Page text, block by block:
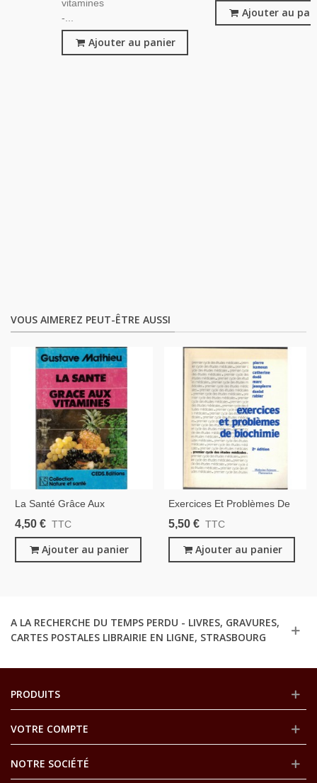
vitamines
-...
Ajouter au panier
Ajouter au
VOUS AIMEREZ PEUT-ÊTRE AUSSI
La Santé Grâce Aux
Vitamines, Gustave Mathieu,
Douces, Diététique,
Dictionnaires,
4,50 € TTC
Ajouter au panier
Exercices Et Problèmes De
Biochimie, Pierre Kamoun,
Manuels Universitaires,
5,50 € TTC
Ajouter au panier
A LA RECHERCHE DU TEMPS PERDU - LIVRES, GRAVURES,
CARTES POSTALES LIBRAIRIE EN LIGNE, STRASBOURG
PRODUITS
VOTRE COMPTE
NOTRE SOCIÉTÉ